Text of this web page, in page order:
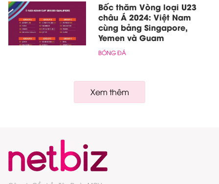
Bốc thăm Vòng loại U23
châu Á 2024: Việt Nam
cùng bảng Singapore,
Yemen và Guam
BÓNG ĐÁ
Xem thêm